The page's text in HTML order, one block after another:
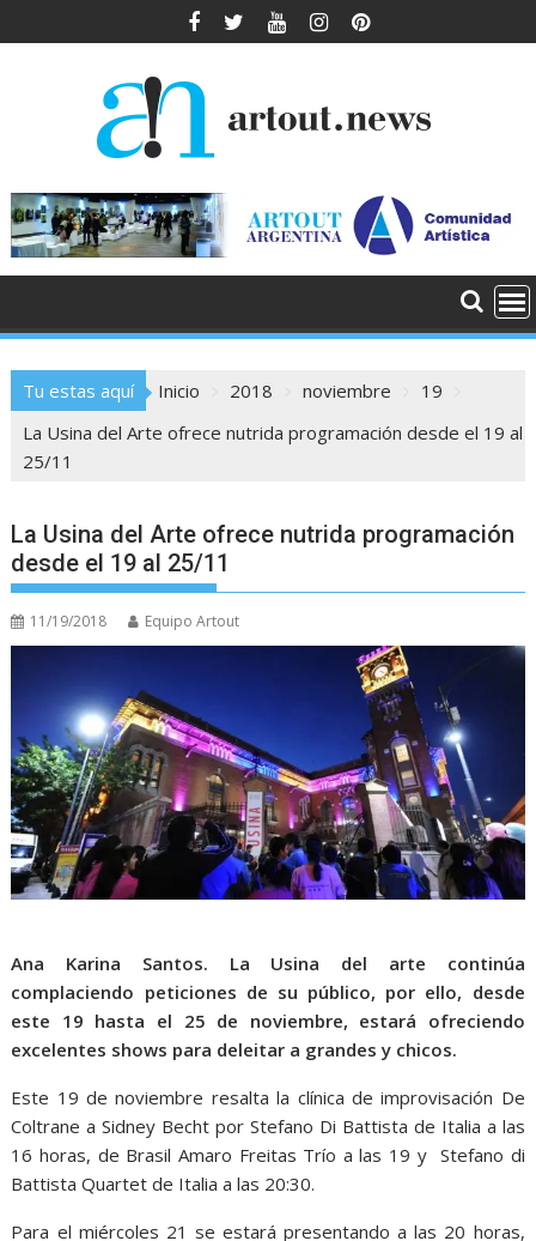
al
Tu estas aquí Inicio 2018 noviembre
19
La Usina del Arte ofrece nutrida programación desde el 19 al
25/11
La Usina del Arte ofrece nutrida programación
desde el 19 al 25/11
11/19/2018 Equipo Artout
Ana Karina Santos.
La Usina del arte continúa
complaciendo peticiones de su público, por ello, desde
este 19 hasta el 25 de noviembre, estará ofreciendo
excelentes shows para deleitar a grandes y chicos.
Este 19 de noviembre resalta la clínica de improvisación De
Coltrane a Sidney Becht por Stefano Di Battista de Italia a las
16 horas, de Brasil Amaro Freitas Trío a las 19 y Stefano di
Battista Quartet de Italia a las 20:30.
Para el miércoles 21 se estará presentando a las 20 horas,